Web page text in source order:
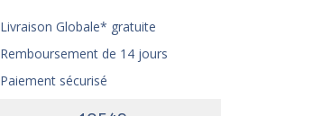
Livraison Globale* gratuite
Remboursement de 14 jours
Paiement sécurisé